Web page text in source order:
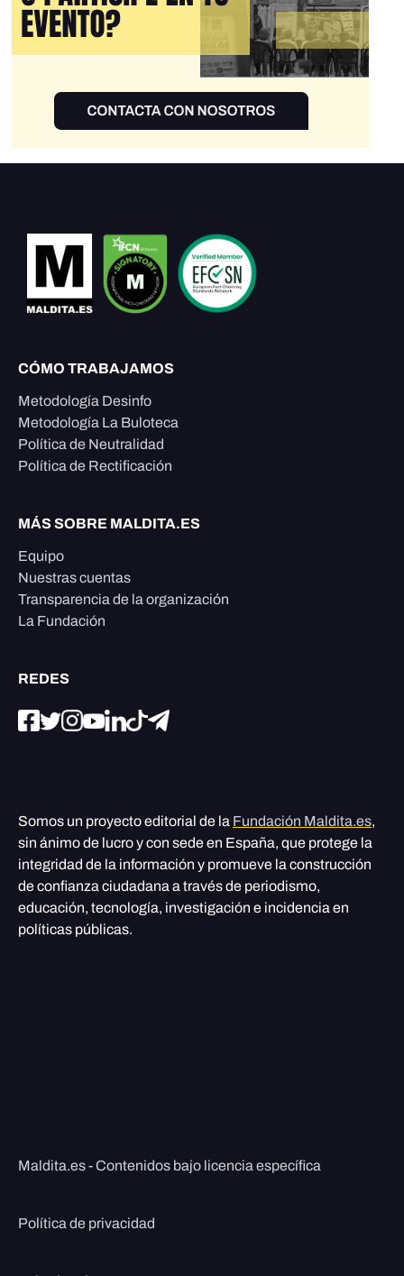
CÓMO TRABAJAMOS
Metodología Desinfo
Metodología La Buloteca
Política de Neutralidad
Política de Rectificación
MÁS SOBRE MALDITA.ES
Equipo
Nuestras cuentas
Transparencia de la organización
La Fundación
REDES
Somos un proyecto editorial de la Fundación Maldita.es,
sin ánimo de lucro y con sede en España, que protege la
integridad de la información y promueve la construcción
de confianza ciudadana a través de periodismo,
educación, tecnología, investigación e incidencia en
políticas públicas.
Maldita.es - Contenidos bajo licencia específica
Política de privacidad